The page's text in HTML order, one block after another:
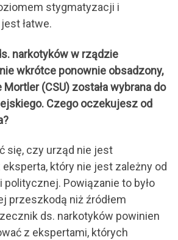
stygmatyzacji i
łatwe.
narkotyków w rządzie
wkrótce ponownie obsadzony,
(CSU) została wybrana do
Czego oczekujesz od
się, czy urząd nie jest
który nie jest zależny od
politycznej. Powiązanie to było
przeszkodą niż źródłem
ds. narkotyków powinien
z ekspertami, których